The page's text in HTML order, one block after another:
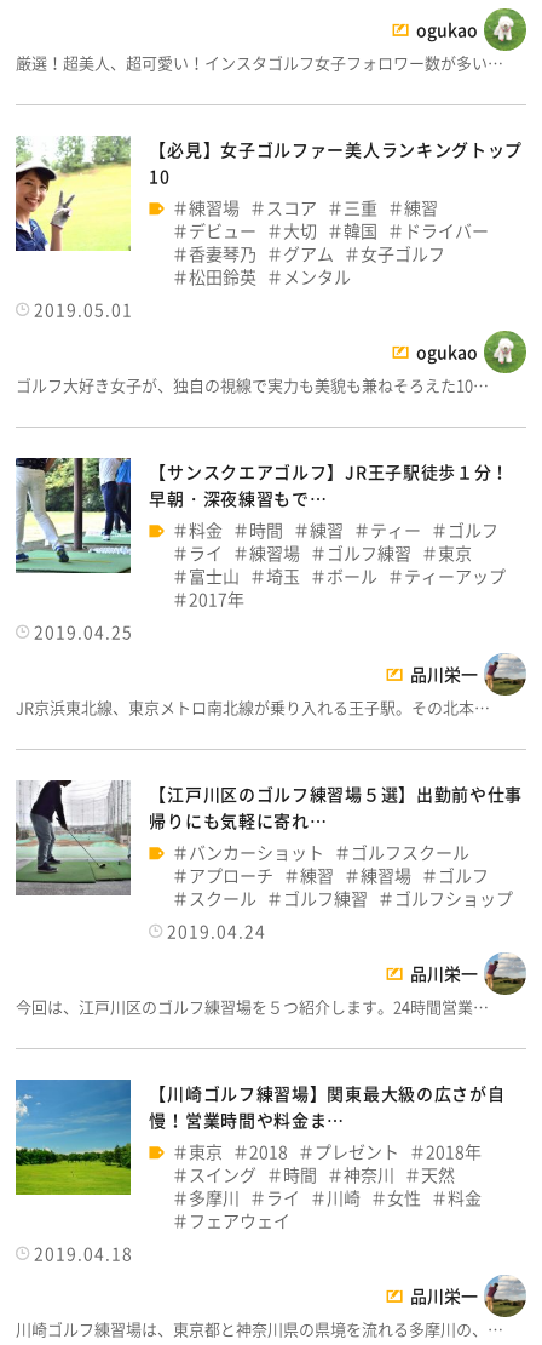
ogukao
厳選！超美人、超可愛い！インスタゴルフ女子フォロワー数が多い…
【必見】女子ゴルファー美人ランキングトップ
10
練習場
スコア 三重
練習
デビュー
大切 韓国
ドライバー
香妻琴乃
グアム
女子ゴルフ
松田鈴英
メンタル
2019.05.01
ogukao
ゴルフ大好き女子が、独自の視線で実力も美貌も兼ねそろえた10…
【サンスクエアゴルフ】JR王子駅徒歩１分！
早朝・深夜練習もで…
料金
時間 練習 ティー
ゴルフ
ライ
練習場 ゴルフ練習
東京
富士山
埼玉 ボール
ティーアップ
2017年
2019.04.25
品川栄一
JR京浜東北線、東京メトロ南北線が乗り入れる王子駅。その北本…
【江戸川区のゴルフ練習場５選】出勤前や仕事
帰りにも気軽に寄れ…
バンカーショット
ゴルフスクール
アプローチ
練習 練習場
ゴルフ
スクール
ゴルフ練習
ゴルフショップ
2019.04.24
品川栄一
今回は、江戸川区のゴルフ練習場を５つ紹介します。24時間営業…
【川崎ゴルフ練習場】関東最大級の広さが自
慢！営業時間や料金ま…
東京
2018 プレゼント
2018年
スイング
時間 神奈川
天然
多摩川
ライ 川崎 女性
料金
フェアウェイ
2019.04.18
品川栄一
川崎ゴルフ練習場は、東京都と神奈川県の県境を流れる多摩川の、…